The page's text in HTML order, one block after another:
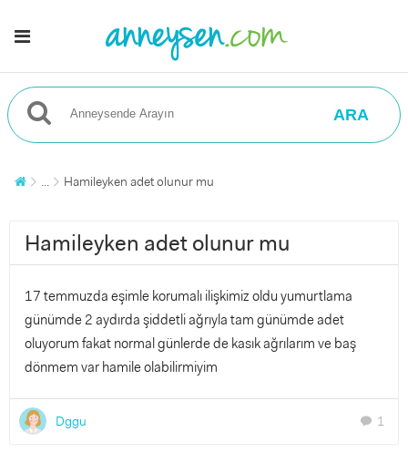
ARA
... Hamileyken adet olunur mu
Hamileyken adet olunur mu
17 temmuzda eşimle korumalı ilişkimiz oldu yumurtlama
günümde 2 aydırda şiddetli ağrıyla tam günümde adet
oluyorum fakat normal günlerde de kasık ağrılarım ve baş
dönmem var hamile olabilirmiyim
Dggu chat 1